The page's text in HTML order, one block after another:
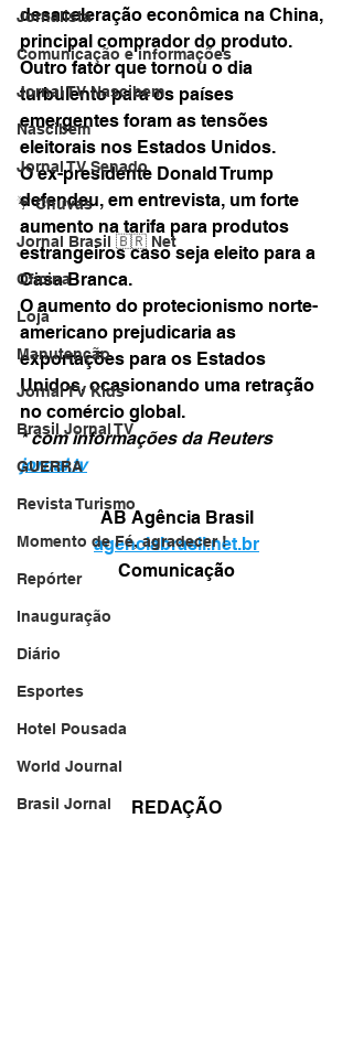
Jornalista
Comunicação e informações
Jornal TV Nascibem
Nascibem
Jornal TV Senado
☔ Chuvas
Jornal Brasil 🇧🇷 Net
Oficina
Loja
Manutenção
Jornal TV Kids
Brasil Jornal TV
GUERRA
Revista Turismo
Momento de Fé, agradecer !
Repórter
Inauguração
Diário
Esportes
Hotel Pousada
World Journal
Brasil Jornal
desaceleração econômica na China,
principal comprador do produto.
Outro fator que tornou o dia
turbulento para os países
emergentes foram as tensões
eleitorais nos Estados Unidos.
O ex-presidente Donald Trump
defendeu, em entrevista, um forte
aumento na tarifa para produtos
estrangeiros caso seja eleito para a
Casa Branca.
O aumento do protecionismo norte-
americano prejudicaria as
exportações para os Estados
Unidos, ocasionando uma retração
no comércio global.
* com informações da Reuters
jornal.tv
AB Agência Brasil
agenciabrasil.net.br
Comunicação
REDAÇÃO